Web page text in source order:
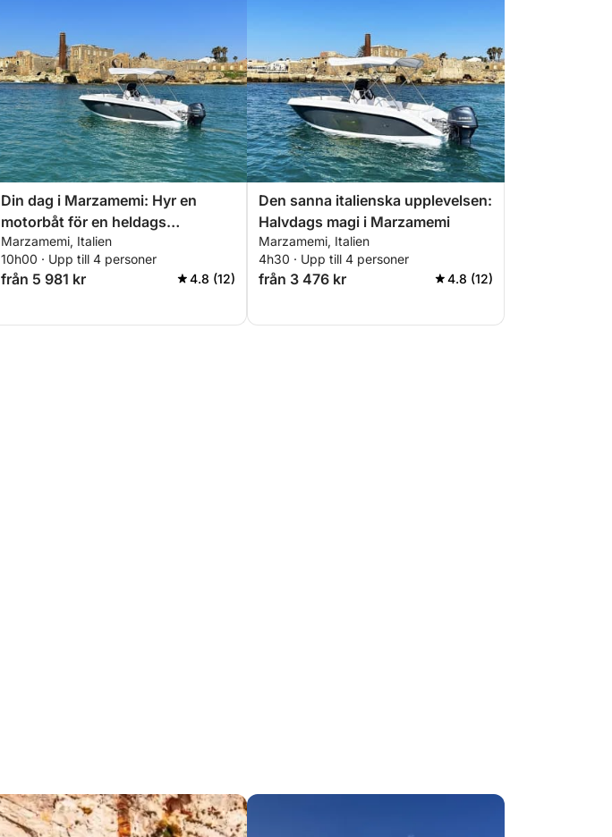
Din dag i Marzamemi: Hyr en
motorbåt för en heldags
upptäcktsfärd
Marzamemi, Italien
10h00 · Upp till 4 personer
från 5 981 kr 4.8 (12)
Den sanna italienska upplevelsen:
Halvdags magi i Marzamemi
Marzamemi, Italien
4h30 · Upp till 4 personer
från 3 476 kr 4.8 (12)